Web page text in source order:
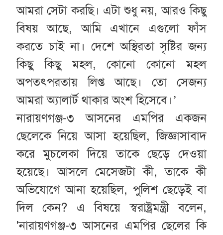
আমরা সেটা করছি। এটা শুধু নয়, আরও কিছু
বিষয় আছে, আমি এখানে এগুলো ফাঁস
করতে চাই না। দেশে অস্থিরতা সৃষ্টির জন্য
কিছু কিছু মহল, কোনো কোনো মহল
অপতৎপরতায় লিপ্ত আছে। তো সেজন্য
আমরা অ্যালার্ট থাকার অংশ হিসেবে।’
নারায়ণগঞ্জ-৩ আসনের এমপির একজন
ছেলেকে নিয়ে আসা হয়েছিল, জিজ্ঞাসাবাদ
করে মুচলেকা দিয়ে তাকে ছেড়ে দেওয়া
হয়েছে। আসলে মেসেজটা কী, তাকে কী
অভিযোগে আনা হয়েছিল, পুলিশ ছেড়েই বা
দিল কেন? এ বিষয়ে স্বরাষ্ট্রমন্ত্রী বলেন,
'নারায়ণগঞ্জ-৩ আসনের এমপির ছেলের কি